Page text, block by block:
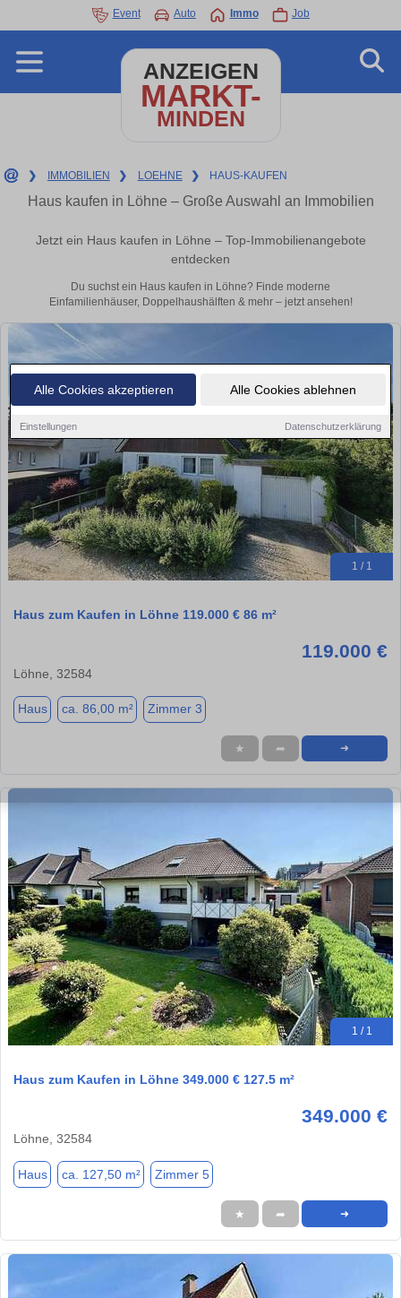
Alle Cookies akzeptieren Alle Cookies ablehnen
Einstellungen Datenschutzerklärung
Event Auto Immo Job
ANZEIGEN
MARKT-
MINDEN
❯ IMMOBILIEN ❯ LOEHNE ❯ HAUS-KAUFEN
Haus kaufen in Löhne – Große Auswahl an Immobilien
Jetzt ein Haus kaufen in Löhne – Top-Immobilienangebote
entdecken
Du suchst ein Haus kaufen in Löhne? Finde moderne
Einfamilienhäuser, Doppelhaushälften & mehr – jetzt ansehen!
1 / 1
Haus zum Kaufen in Löhne 119.000 € 86 m²
119.000 €
Löhne, 32584
Haus ca. 86,00 m² Zimmer 3
★ ➦ ➜
1 / 1
Haus zum Kaufen in Löhne 349.000 € 127.5 m²
349.000 €
Löhne, 32584
Haus ca. 127,50 m² Zimmer 5
★ ➦ ➜